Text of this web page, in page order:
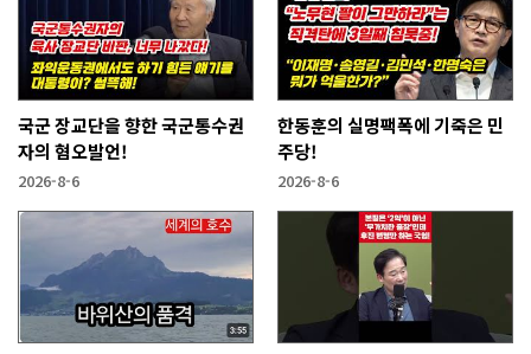
국군 장교단을 향한 국군통수권
자의 혐오발언!
2026-8-6
한동훈의 실명팩폭에 기죽은 민
주당!
2026-8-6